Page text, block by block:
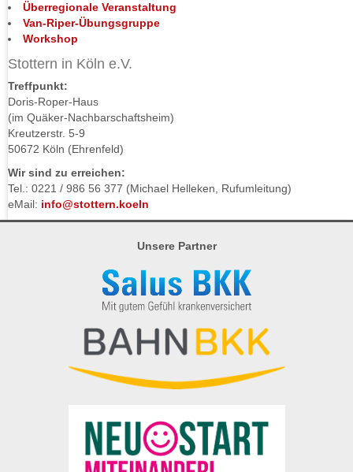
Überregionale Veranstaltung
Van-Riper-Übungsgruppe
Workshop
Stottern in Köln e.V.
Treffpunkt:
Doris-Roper-Haus
(im Quäker-Nachbarschaftsheim)
Kreutzerstr. 5-9
50672 Köln (Ehrenfeld)
Wir sind zu erreichen:
Tel.: 0221 / 986 56 377 (Michael Helleken, Rufumleitung)
eMail: info@stottern.koeln
Unsere Partner